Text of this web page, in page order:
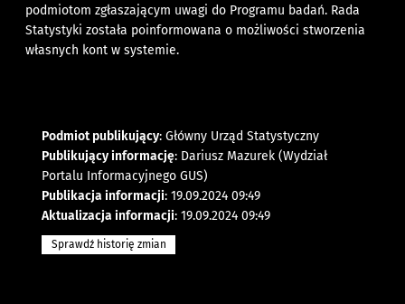
podmiotom zgłaszającym uwagi do Programu badań. Rada
Statystyki została poinformowana o możliwości stworzenia
własnych kont w systemie.
Podmiot publikujący: Główny Urząd Statystyczny
Publikujący informację: Dariusz Mazurek (Wydział
Portalu Informacyjnego GUS)
Publikacja informacji: 19.09.2024 09:49
Aktualizacja informacji: 19.09.2024 09:49
Sprawdź historię zmian